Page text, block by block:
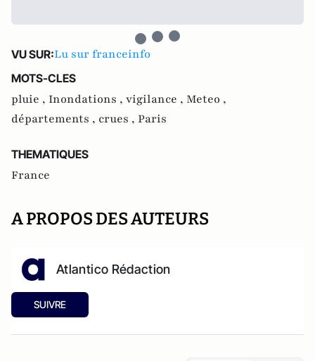
VU SUR:Lu sur franceinfo
MOTS-CLES
pluie , Inondations , vigilance , Meteo ,
départements , crues , Paris
THEMATIQUES
France
A PROPOS DES AUTEURS
Atlantico Rédaction
SUIVRE